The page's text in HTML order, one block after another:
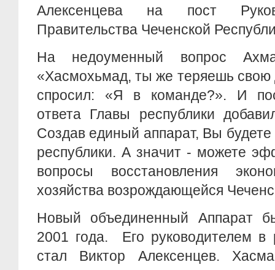
Алексенцева на пост
Правительства Чеченской
На недоуменный вопрос
«Хасмохьмад, ты же теряешь свою
спросил: «Я в команде?». И
ответа Главы республики
Создав единый аппарат, Вы будете
республики. А значит - можете
вопросы восстановления
хозяйства возрождающейся
Новый объединенный Аппарат
2001 года. Его руководителем в
стал Виктор Алексенцев.